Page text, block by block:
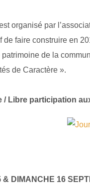
organisé par
de faire construire en
patrimoine de la
de Caractère ».
/ Libre participation
& DIMANCHE 16